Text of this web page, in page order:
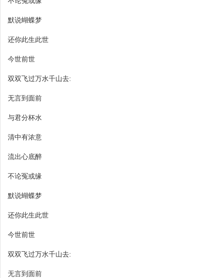
默说蝴蝶梦
还你此生此世
今世前世
双双飞过万水千山去:
无言到面前
与君分杯水
清中有浓意
流出心底醉
不论冤或缘
默说蝴蝶梦
还你此生此世
今世前世
双双飞过万水千山去:
无言到面前